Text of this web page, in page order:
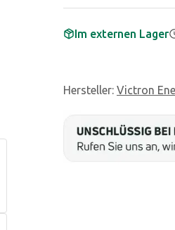
Im externen Lager
Hersteller: Victron